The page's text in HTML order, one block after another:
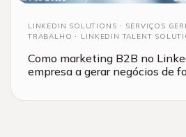
LINKEDIN SOLUTIONS
SERVIÇOS
TRABALHO
LINKEDIN TALENT
Como marketing B2B no
empresa a gerar negócios de